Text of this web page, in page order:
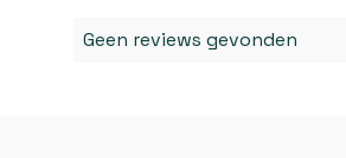
Geen reviews gevonden